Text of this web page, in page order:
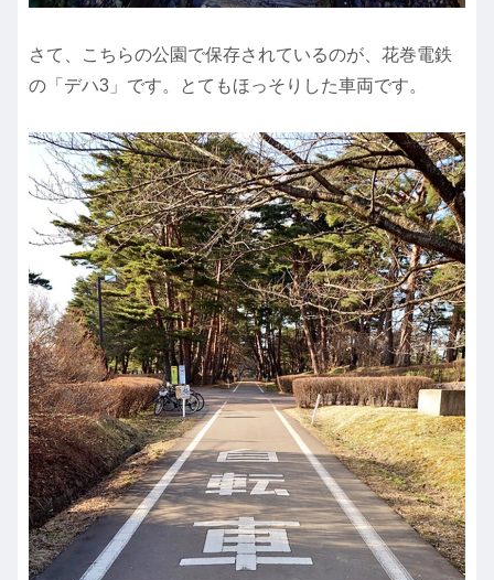
さて、こちらの公園で保存されているのが、花巻電鉄
の「デハ3」です。とてもほっそりした車両です。